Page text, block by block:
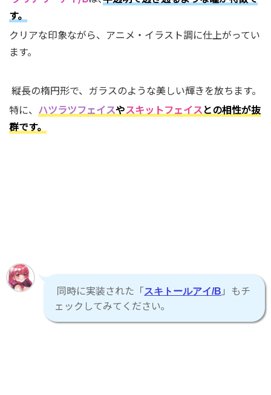
す。
クリアな印象ながら、アニメ・イラスト調に仕上がってい
ます。
縦長の楕円形で、ガラスのような美しい輝きを放ちます。
特に、 ハツラツフェイスやスキットフェイスとの相性が抜
群です。
同時に実装された「スキトールアイ/B 」もチ
ェックしてみてください｡